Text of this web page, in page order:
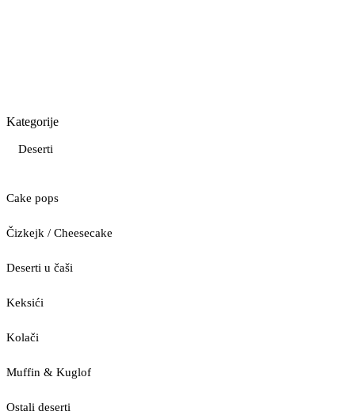
Kategorije
Deserti
Cake pops
Čizkejk / Cheesecake
Deserti u čaši
Keksići
Kolači
Muffin & Kuglof
Ostali deserti